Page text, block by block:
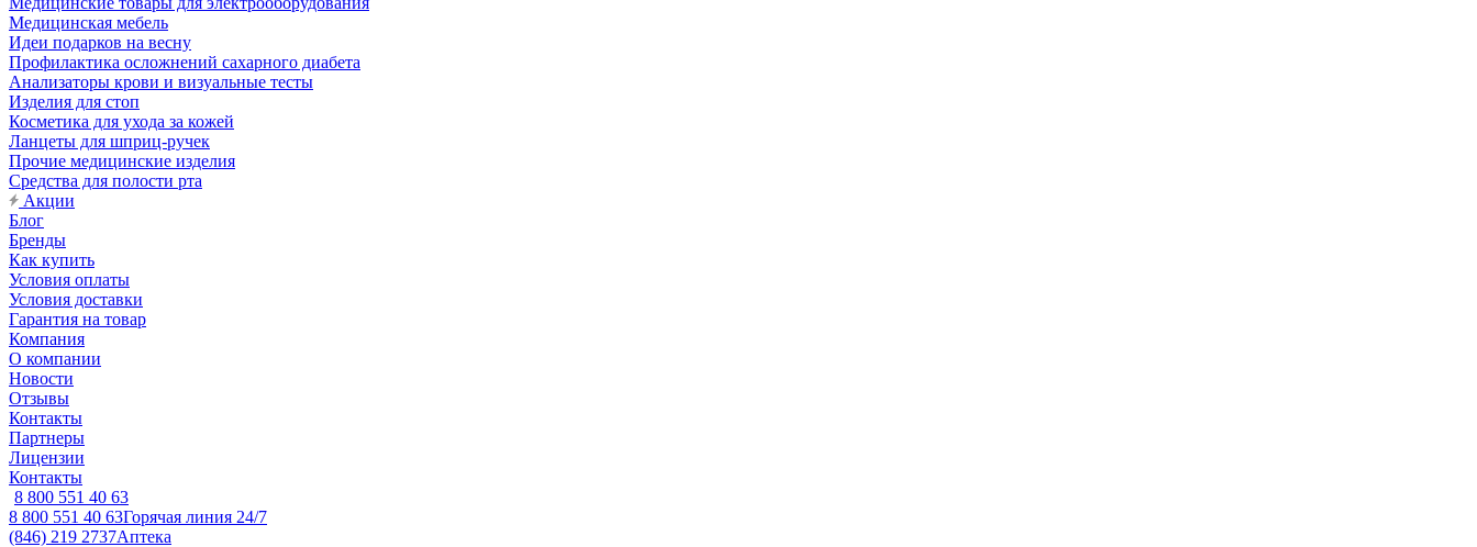
Медицинская мебель
Идеи подарков на весну
Профилактика осложнений сахарного диабета
Анализаторы крови и визуальные тесты
Изделия для стоп
Косметика для ухода за кожей
Ланцеты для шприц-ручек
Прочие медицинские изделия
Средства для полости рта
Акции
Блог
Бренды
Как купить
Условия оплаты
Условия доставки
Гарантия на товар
Компания
О компании
Новости
Отзывы
Контакты
Партнеры
Лицензии
Контакты
8 800 551 40 63
8 800 551 40 63Горячая линия 24/7
(846) 219 2737Аптека